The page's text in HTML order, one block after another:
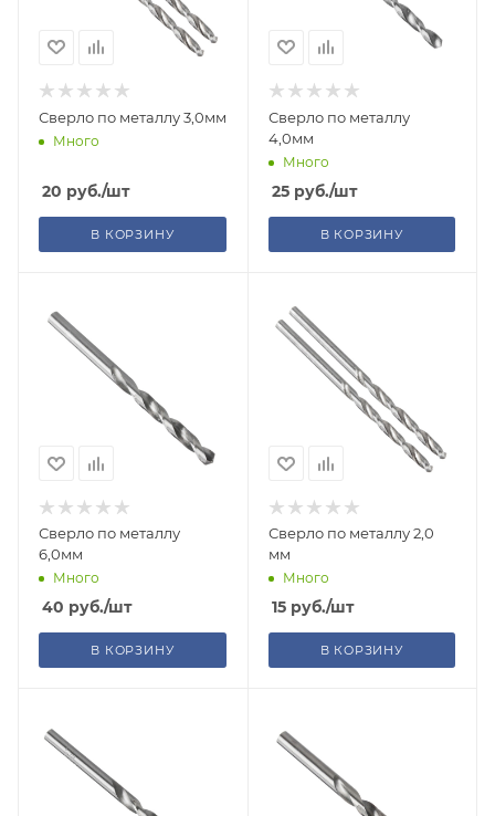
Сверло по металлу 3,0мм
Много
20 руб./шт
В КОРЗИНУ
Сверло по металлу
4,0мм
Много
25руб./шт
В КОРЗИНУ
Сверло по металлу
6,0мм
Много
40 руб./шт
В КОРЗИНУ
Сверло по металлу 2,0
мм
Много
15руб./шт
В КОРЗИНУ